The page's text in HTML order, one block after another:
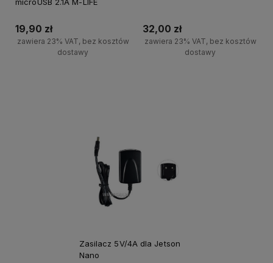
19,90 zł
zawiera 23% VAT, bez kosztów
dostawy
32,00 zł
zawiera 23% VAT, bez kosztów
dostawy
Zasilacz 5V/4A dla Jetson
Nano